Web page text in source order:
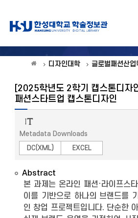
디자인대학 글로벌패션산업
[2025학년도 2학기 캡스톤디자
패션스타트업 캡스톤디자인
Metadata Downloads
DC(XML)
EXCEL
Abstract
본 과제는 온라인 패션·라이프스
이를 기반으로 하나의 브랜드를
인 창업 프로젝트입니다. 단순한